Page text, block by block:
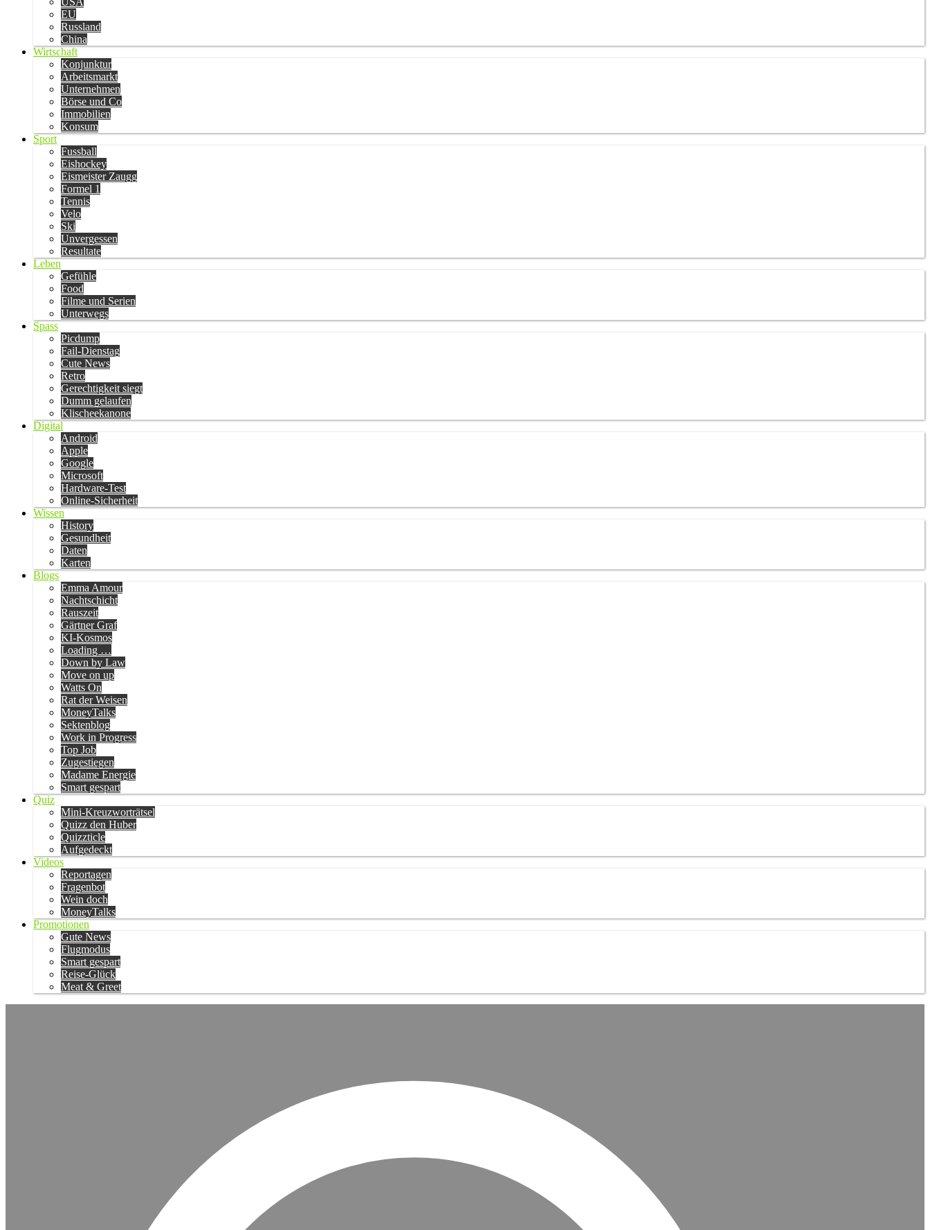
EU
Russland
China
Wirtschaft
Konjunktur
Arbeitsmarkt
Unternehmen
Börse und Co
Immobilien
Konsum
Sport
Fussball
Eishockey
Eismeister Zaugg
Formel 1
Tennis
Velo
Ski
Unvergessen
Resultate
Leben
Gefühle
Food
Filme und Serien
Unterwegs
Spass
Picdump
Fail-Dienstag
Cute News
Retro
Gerechtigkeit siegt
Dumm gelaufen
Klischeekanone
Digital
Android
Apple
Google
Microsoft
Hardware-Test
Online-Sicherheit
Wissen
History
Gesundheit
Daten
Karten
Blogs
Emma Amour
Nachtschicht
Rauszeit
Gärtner Graf
KI-Kosmos
Loading …
Down by Law
Move on up
Watts On
Rat der Weisen
MoneyTalks
Sektenblog
Work in Progress
Top Job
Zugestiegen
Madame Energie
Smart gespart
Quiz
Mini-Kreuzworträtsel
Quizz den Huber
Quizzticle
Aufgedeckt
Videos
Reportagen
Fragenbot
Wein doch
MoneyTalks
Promotionen
Gute News
Flugmodus
Smart gespart
Reise-Glück
Meat & Greet